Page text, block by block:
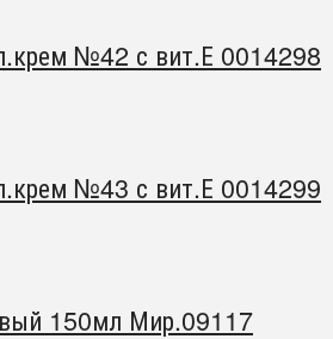
№42 с вит.Е 0014298
№43 с вит.Е 0014299
150мл Мир.09117